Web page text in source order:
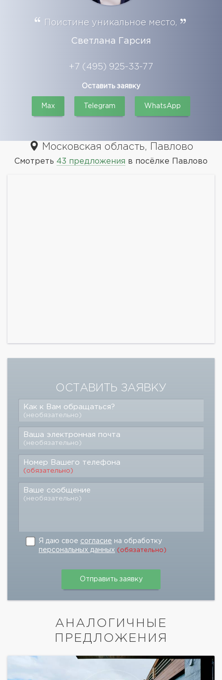
Поистине уникальное место,
Светлана Гарсия
+7 (495) 925-33-77
Оставить заявку
Max Telegram WhatsApp
Московская область, Павлово
Смотреть 43 предложения в посёлке Павлово
ОСТАВИТЬ ЗАЯВКУ
Как к Вам обращаться?
(необязательно)
Ваша электронная почта
(необязательно)
Номер Вашего телефона
(обязательно)
Ваше сообщение
(необязательно)
Я даю свое согласие на обработку
персональных данных (обязательно)
АНАЛОГИЧНЫЕ
ПРЕДЛОЖЕНИЯ